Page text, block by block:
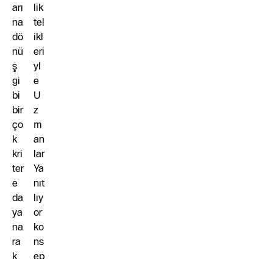
arı
na
dö
nü
ş
gi
bi
bir
ço
k
kri
ter
e
da
ya
na
ra
k
lik
tel
ikl
eri
yl
e
U
z
m
an
lar
Ya
nıt
lıy
or
ko
ns
ep